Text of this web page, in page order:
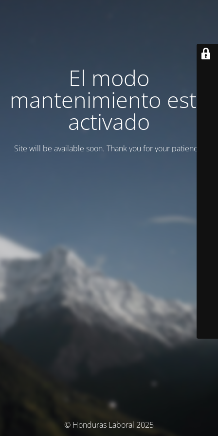
El modo
mantenimiento está
activado
Site will be available soon. Thank you for your patience!
© Honduras Laboral 2025